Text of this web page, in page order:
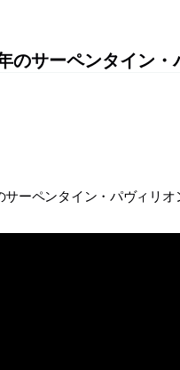
のサーペンタイン・
ーペンタイン・パヴィリオ